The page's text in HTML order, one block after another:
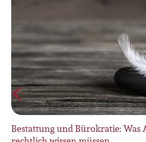
Bestattung und Bürokratie: Was